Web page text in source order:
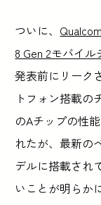
ついに、
8 Gen 2モバイ
発表前にリーク
トフォン搭載の
のAチップの性
れたが、最新の
デルに搭載され
いことが明らか